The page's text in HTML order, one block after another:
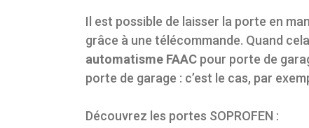
Il est possible de laisser la porte en
grâce à une télécommande. Quand
automatisme FAAC pour porte de
porte de garage : c’est le cas, par
Découvrez les portes SOPROFEN :